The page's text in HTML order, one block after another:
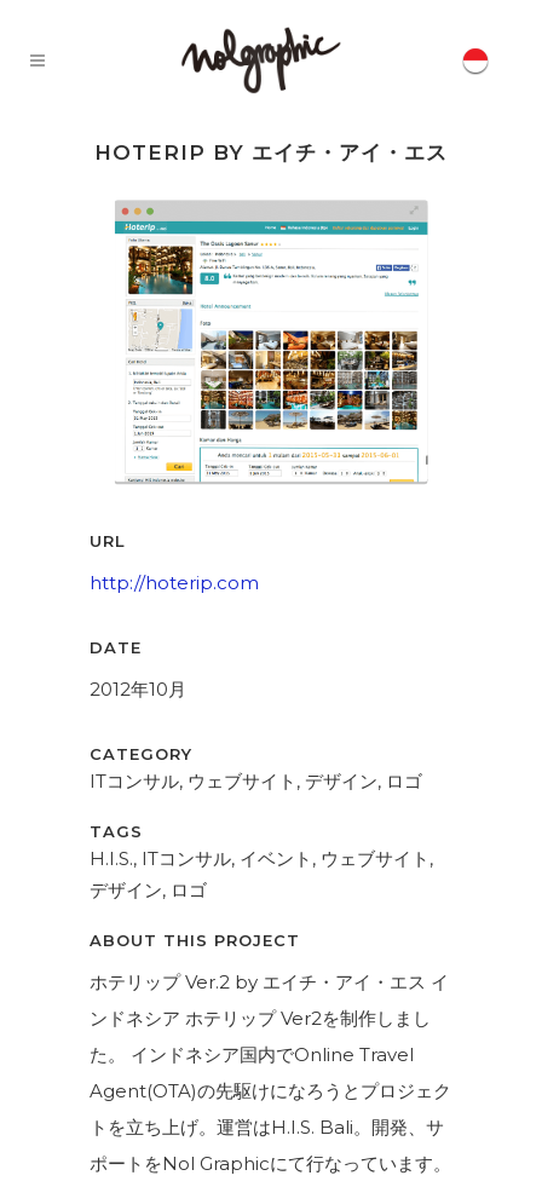
HOTERIP BY エイチ・アイ・エス
URL
http://hoterip.com
DATE
2012年10月
CATEGORY
ITコンサル, ウェブサイト, デザイン, ロゴ
TAGS
H.I.S., ITコンサル, イベント, ウェブサイト,
デザイン, ロゴ
ABOUT THIS PROJECT
ホテリップ Ver.2 by エイチ・アイ・エス イ
ンドネシア ホテリップ Ver2を制作しまし
た。 インドネシア国内でOnline Travel
Agent(OTA)の先駆けになろうとプロジェク
トを立ち上げ。運営はH.I.S. Bali。開発、サ
ポートをNol Graphicにて行なっています。